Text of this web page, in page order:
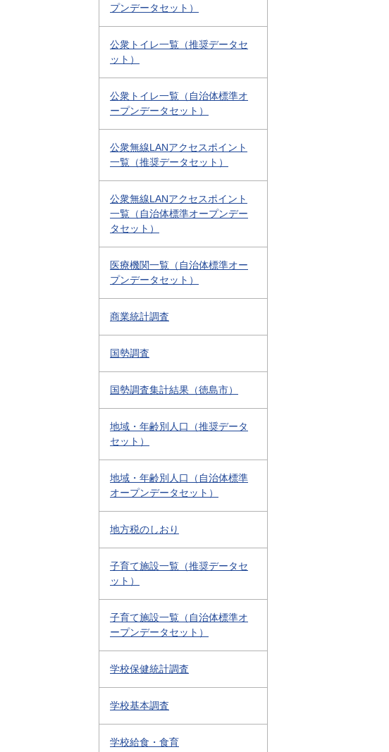
プンデータセット）
公衆トイレ一覧（推奨データセ
ット）
公衆トイレ一覧（自治体標準オ
ープンデータセット）
公衆無線LANアクセスポイント
一覧（推奨データセット）
公衆無線LANアクセスポイント
一覧（自治体標準オープンデー
タセット）
医療機関一覧（自治体標準オー
プンデータセット）
商業統計調査
国勢調査
国勢調査集計結果（徳島市）
地域・年齢別人口（推奨データ
セット）
地域・年齢別人口（自治体標準
オープンデータセット）
地方税のしおり
子育て施設一覧（推奨データセ
ット）
子育て施設一覧（自治体標準オ
ープンデータセット）
学校保健統計調査
学校基本調査
学校給食・食育